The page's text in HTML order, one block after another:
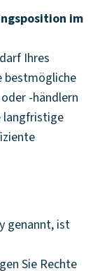
im
Ihres
bestmögliche
-händlern
langfristige
genannt, ist
Sie Rechte